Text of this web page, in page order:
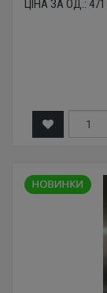
ЦІНА ЗА ОД.: 471